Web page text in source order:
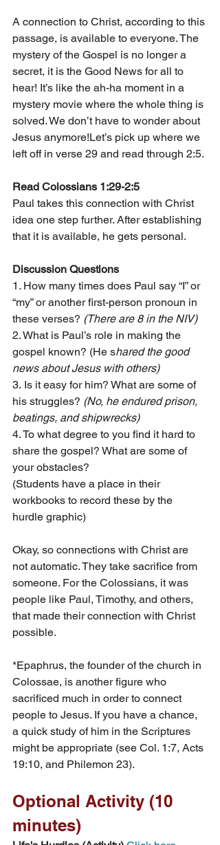
A connection to Christ, according to this
passage, is available to everyone. The
mystery of the Gospel is no longer a
secret, it is the Good News for all to
hear! It’s like the ah-ha moment in a
mystery movie where the whole thing is
solved. We don’t have to wonder about
Jesus anymore!Let’s pick up where we
left off in verse 29 and read through 2:5.
Read Colossians 1:29-2:5
Paul takes this connection with Christ
idea one step further. After establishing
that it is available, he gets personal.
Discussion Questions
1. How many times does Paul say “I” or
“my” or another first-person pronoun in
these verses? (There are 8 in the NIV)
2. What is Paul’s role in making the
gospel known? (He shared the good
news about Jesus with others)
3. Is it easy for him? What are some of
his struggles? (No, he endured prison,
beatings, and shipwrecks)
4. To what degree to you find it hard to
share the gospel? What are some of
your obstacles?
(Students have a place in their
workbooks to record these by the
hurdle graphic)
Okay, so connections with Christ are
not automatic. They take sacrifice from
someone. For the Colossians, it was
people like Paul, Timothy, and others,
that made their connection with Christ
possible.
*Epaphrus, the founder of the church in
Colossae, is another figure who
sacrificed much in order to connect
people to Jesus. If you have a chance,
a quick study of him in the Scriptures
might be appropriate (see Col. 1:7, Acts
19:10, and Philemon 23).
Optional Activity (10
minutes)